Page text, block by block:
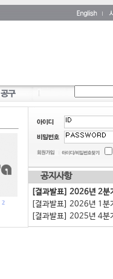
2
공지사항
[결과발표] 2026년 2분
[결과발표] 2026년 1분
[결과발표] 2025년 4분